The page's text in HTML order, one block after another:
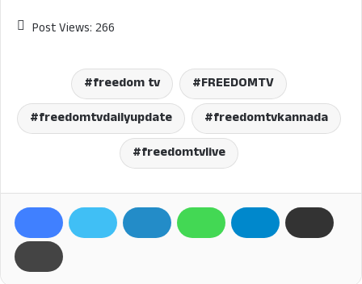
Post Views: 266
freedom tv
FREEDOMTV
freedomtvdailyupdate
freedomtvkannada
freedomtvlive